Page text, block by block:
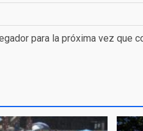
para la próxima vez que